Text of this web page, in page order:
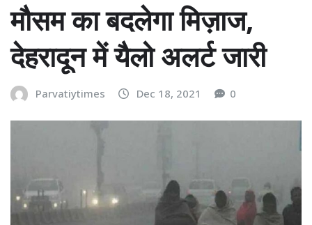
मौसम का बदलेगा मिज़ाज,
देहरादून में यैलो अलर्ट जारी
Parvatiytimes Dec 18, 2021 0